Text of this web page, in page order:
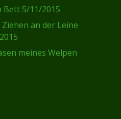
Bett 5/11/2015
an der Leine
meines Welpen